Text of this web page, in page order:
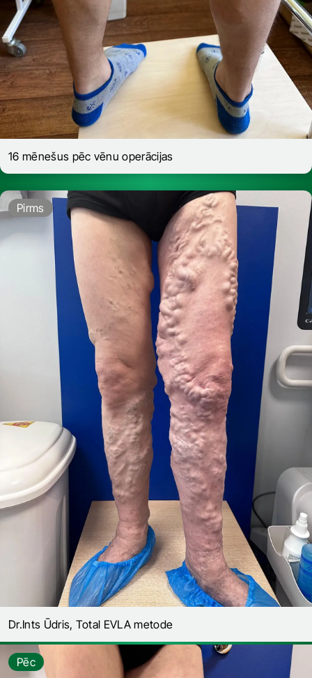
16 mēnešus pēc vēnu operācijas
Pirms
Dr.Ints Ūdris, Total EVLA metode
Pēc